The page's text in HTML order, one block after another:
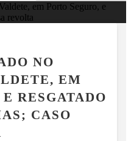
NO
EM
RESGATADO
CASO